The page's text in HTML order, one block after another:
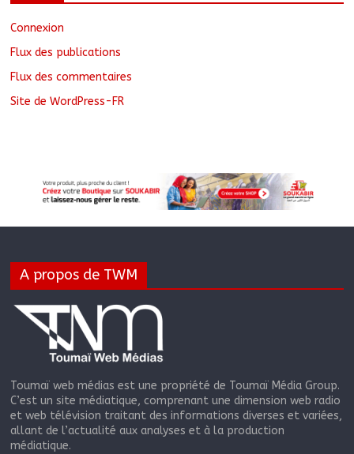
Connexion
Flux des publications
Flux des commentaires
Site de WordPress-FR
A propos de TWM
Toumaï web médias est une propriété de Toumaï Média Group.
C’est un site médiatique, comprenant une dimension web radio
et web télévision traitant des informations diverses et variées,
allant de l’actualité aux analyses et à la production
médiatique.